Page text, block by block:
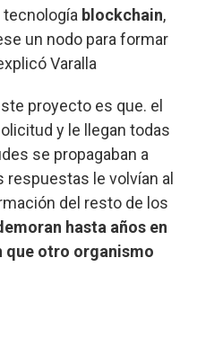
tecnología blockchain,
un nodo para formar
Varalla
proyecto es que. el
y le llegan todas
se propagaban a
le volvían al
del resto de los
hasta años en
que otro organismo